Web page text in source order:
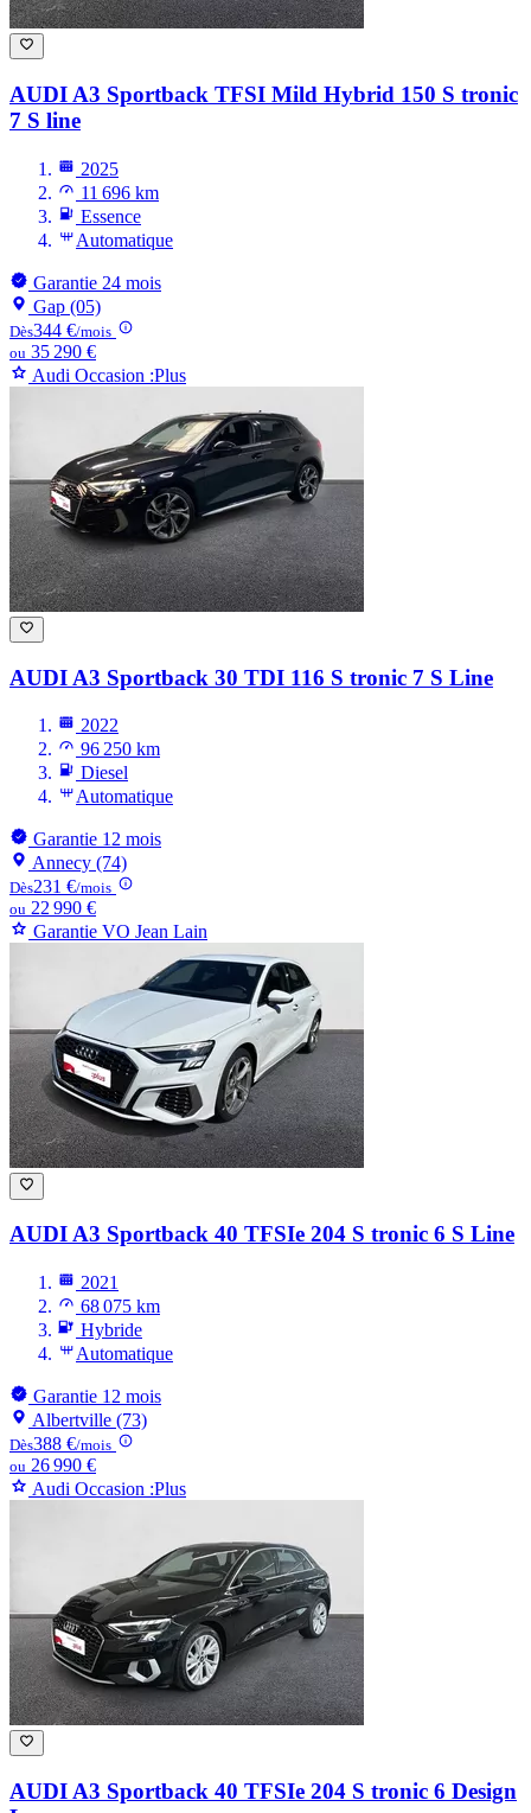
AUDI A3 Sportback TFSI Mild Hybrid 150 S tronic
7 S line
2025
11 696 km
Essence
Automatique
Garantie 24 mois
Gap (05)
Dès344 €/mois
ou 35 290 €
Audi Occasion :Plus
AUDI A3 Sportback 30 TDI 116 S tronic 7 S Line
2022
96 250 km
Diesel
Automatique
Garantie 12 mois
Annecy (74)
Dès231 €/mois
ou 22 990 €
Garantie VO Jean Lain
AUDI A3 Sportback 40 TFSIe 204 S tronic 6 S Line
2021
68 075 km
Hybride
Automatique
Garantie 12 mois
Albertville (73)
Dès388 €/mois
ou 26 990 €
Audi Occasion :Plus
AUDI A3 Sportback 40 TFSIe 204 S tronic 6 Design